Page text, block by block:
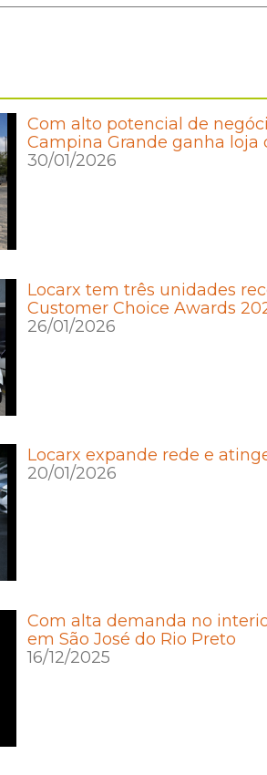
Com alto potencial de
Campina Grande ganha loja
30/01/2026
Locarx tem três unidades
Customer Choice Awards
26/01/2026
Locarx expande rede e
20/01/2026
Com alta demanda no
em São José do Rio Preto
16/12/2025